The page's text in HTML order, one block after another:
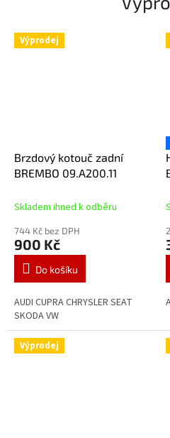
Výprodej
Brzdový kotouč zadní
BREMBO 09.A200.11
Skladem ihned k odběru
744 Kč bez DPH
900 Kč
Do košíku
AUDI CUPRA CHRYSLER SEAT
SKODA VW
Výprodej